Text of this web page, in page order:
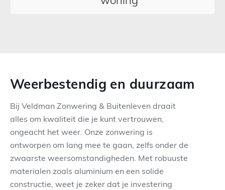
Weerbestendig en duurzaam
Bij Veldman Zonwering & Buitenleven draait
alles om kwaliteit die je kunt vertrouwen,
ongeacht het weer. Onze zonwering is
ontworpen om lang mee te gaan, zelfs onder de
zwaarste weersomstandigheden. Met robuuste
materialen zoals aluminium en een solide
constructie, weet je zeker dat je investering